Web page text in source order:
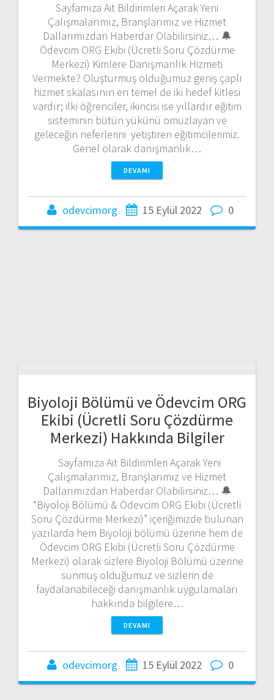
Sayfamıza Ait Bildirimleri Açarak Yeni
Çalışmalarımız, Branşlarımız ve Hizmet
Dallarımızdan Haberdar Olabilirsiniz… 🔔
Ödevcim ORG Ekibi (Ücretli Soru Çözdürme
Merkezi) Kimlere Danışmanlık Hizmeti
Vermekte? Oluşturmuş olduğumuz geniş çaplı
hizmet skalasının en temel de iki hedef kitlesi
vardır; ilki öğrenciler, ikincisi ise yıllardır eğitim
sisteminin bütün yükünü omuzlayan ve
geleceğin neferlerini yetiştiren eğitimcilerimiz.
Genel olarak danışmanlık…
DEVAMI
odevcimorg 15 Eylül 2022 0
Biyoloji Bölümü ve Ödevcim ORG
Ekibi (Ücretli Soru Çözdürme
Merkezi) Hakkında Bilgiler
Sayfamıza Ait Bildirimleri Açarak Yeni
Çalışmalarımız, Branşlarımız ve Hizmet
Dallarımızdan Haberdar Olabilirsiniz… 🔔
“Biyoloji Bölümü & Ödevcim ORG Ekibi (Ücretli
Soru Çözdürme Merkezi)” içeriğimizde bulunan
yazılarda hem Biyoloji bölümü üzerine hem de
Ödevcim ORG Ekibi (Ücretli Soru Çözdürme
Merkezi) olarak sizlere Biyoloji Bölümü üzerine
sunmuş olduğumuz ve sizlerin de
faydalanabileceği danışmanlık uygulamaları
hakkında bilgilere…
DEVAMI
odevcimorg 15 Eylül 2022 0